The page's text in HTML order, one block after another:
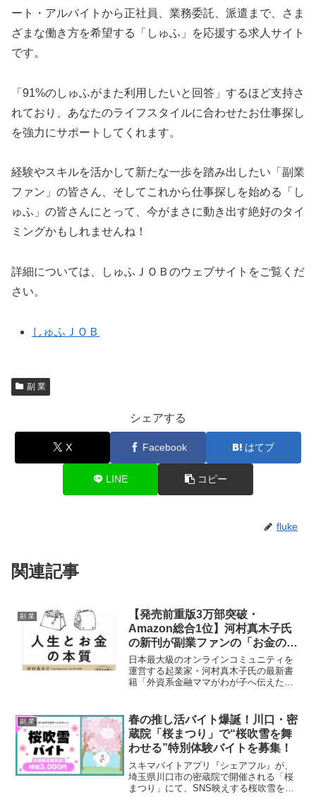
ート・アルバイトから正社員、業務委託、派遣まで、さま
ざまな働き方を希望する「しゅふ」を応援する求人サイト
です。
「91%のしゅふがまた利用したいと回答」するほど支持さ
れており、あなたのライフスタイルに合わせたお仕事探し
を強力にサポートしてくれます。
経験やスキルを活かして新たな一歩を踏み出したい「副業
ファン」の皆さん、そしてこれから仕事探しを始める「し
ゅふ」の皆さんにとって、今がまさに動き出す絶好のタイ
ミングかもしれませんね！
詳細については、しゅふＪＯＢのウェブサイトをご覧くだ
さい。
しゅふＪＯＢ
副 業
シェアする
X Facebook はてブ
LINE コピー
fluke
関連記事
副 業
【発売前重版3万部突破・
Amazon総合1位】河村真木子氏
の新刊が副業ファンの「お金の不
安」を解消する！
日本最大級のオンラインコミュニティを
運営する起業家・河村真木子氏の最新書
籍「外資系金融ママがわが子へ伝えたい
位を獲得するなど、発売前から大きな注
目を集めています。金融リテラシーとい
う「世界共通言語」を身につけ、人生の
選択肢を広げたい副業ファン必見の一冊
です。
副 業
春の推し活バイト爆誕！川口・密
蔵院「桜まつり」で“桜吹雪を舞
わせる”特別体験バイトを募集！
スキマバイトアプリ『シェアフル』が、
埼玉県川口市の密蔵院で開催される「桜
まつり」にて、SNS映えする桜吹雪を演